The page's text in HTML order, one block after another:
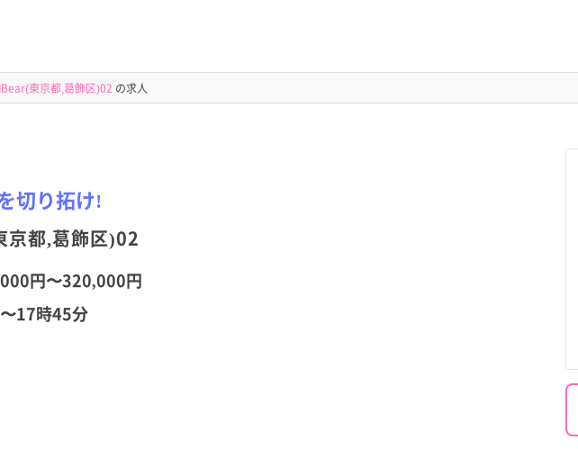
東京都,葛飾区)02 の求人
切り拓け!
都,葛飾区)02
円〜320,000円
17時45分